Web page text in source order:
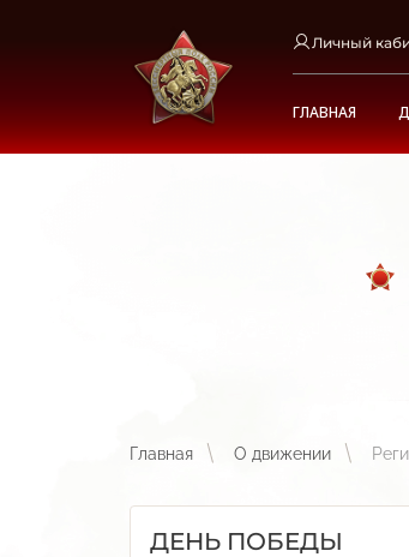
Личный
ГЛАВНАЯ
Главная О движении
ДЕНЬ ПОБЕДЫ